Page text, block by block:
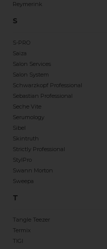
Reymerink
S
S-PRO
Saiza
Salon Services
Salon System
Schwarzkopf Professional
Sebastian Professional
Seche Vite
Serumology
Sibel
Skintruth
Strictly Professional
StylPro
Swann Morton
Sweepa
T
Tangle Teezer
Termix
TIGI